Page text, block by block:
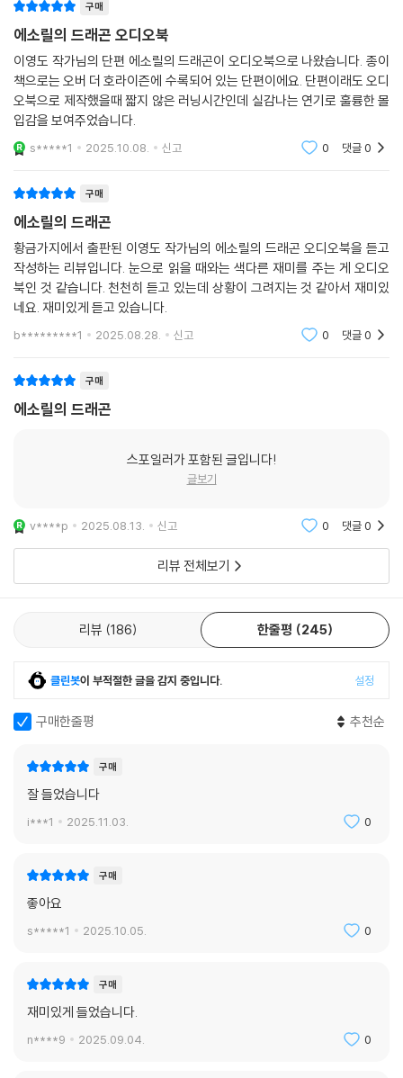
구매
에소릴의 드래곤 오디오북
이영도 작가님의 단편 에소릴의 드래곤이 오디오북으로 나왔습니다. 종이
책으로는 오버 더 호라이즌에 수록되어 있는 단편이에요. 단편이래도 오디
오북으로 제작했을때 짧지 않은 러닝시간인데 실감나는 연기로 훌륭한 몰
입감을 보여주었습니다.
s*****1 2025.10.08. 신고 0 댓글0
구매
에소릴의 드래곤
황금가지에서 출판된 이영도 작가님의 에소릴의 드래곤 오디오북을 듣고
작성하는 리뷰입니다. 눈으로 읽을 때와는 색다른 재미를 주는 게 오디오
북인 것 같습니다. 천천히 듣고 있는데 상황이 그려지는 것 같아서 재미있
네요. 재미있게 듣고 있습니다.
b*********1 2025.08.28. 신고 0 댓글0
구매
에소릴의 드래곤
스포일러가 포함된 글입니다!
글보기
v****p 2025.08.13. 신고 0 댓글0
리뷰 전체보기
리뷰 186 한줄평 245
클린봇이 부적절한 글을 감지 중입니다. 설정
구매한줄평 추천순
구매
잘 들었습니다
i***1 2025.11.03. 0
구매
좋아요
s*****1 2025.10.05. 0
구매
재미있게 들었습니다.
n****9 2025.09.04. 0